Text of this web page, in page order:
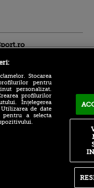
Un bilet la un meci din
Stocarea
pentru
personalizat.
profilurilor
Înțelegerea
de date
a selecta